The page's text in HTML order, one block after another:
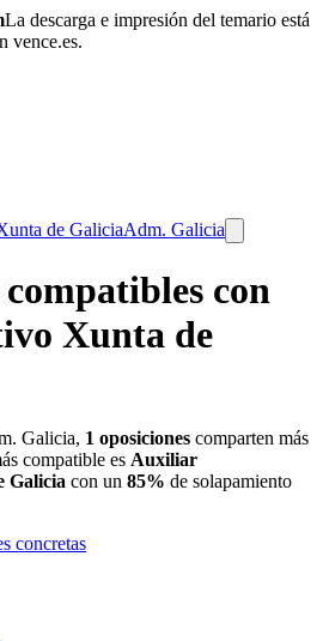
La descarga e impresión del temario está
vence.es.
de GaliciaAdm. Galicia
con
Xunta de
Galicia, 1 oposiciones comparten más
compatible es Auxiliar
Galicia con un 85% de solapamiento
concretas